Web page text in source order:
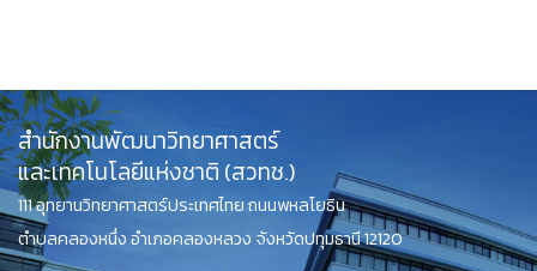
สำนักงานพัฒนาวิทยาศาสตร์
และเทคโนโลยีแห่งชาติ (สวทช.)
111 อุทยานวิทยาศาสตร์ประเทศไทย ถนนพหลโยธิน
ตำบลคลองหนึ่ง อำเภอคลองหลวง จังหวัดปทุมธานี 12120